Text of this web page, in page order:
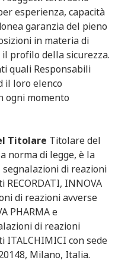
esperienza, capacità
garanzia del pieno
in materia di
profilo della sicurezza.
quali Responsabili
il loro elenco
ogni momento
Titolare Titolare del
norma di legge, è la
segnalazioni di reazioni
INNOVA
di reazioni avverse
PHARMA e
di reazioni
ITALCHIMICI con sede
Milano, Italia.